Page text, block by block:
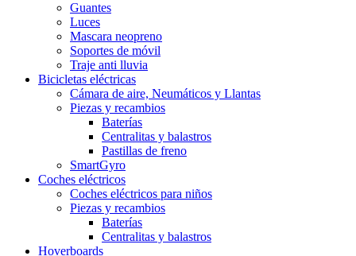
Guantes
Luces
Mascara neopreno
Soportes de móvil
Traje anti lluvia
Bicicletas eléctricas
Cámara de aire, Neumáticos y Llantas
Piezas y recambios
Baterías
Centralitas y balastros
Pastillas de freno
SmartGyro
Coches eléctricos
Coches eléctricos para niños
Piezas y recambios
Baterías
Centralitas y balastros
Hoverboards